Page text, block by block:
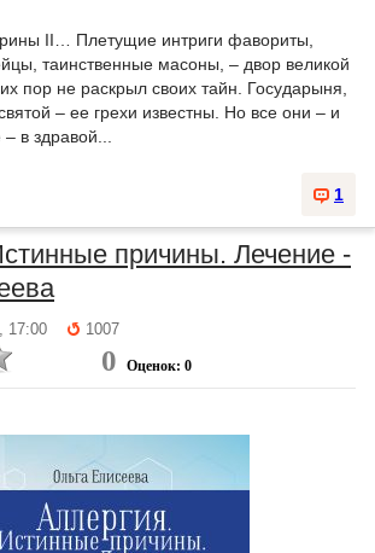
II… Плетущие интриги фавориты,
таинственные масоны, – двор великой
пор не раскрыл своих тайн. Государыня,
– ее грехи известны. Но все они – и
в здравой...
1
причины. Лечение -
17:00 1007
0 Оценок: 0